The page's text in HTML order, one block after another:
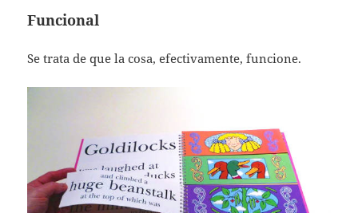
Funcional
Se trata de que la cosa, efectivamente, funcione.